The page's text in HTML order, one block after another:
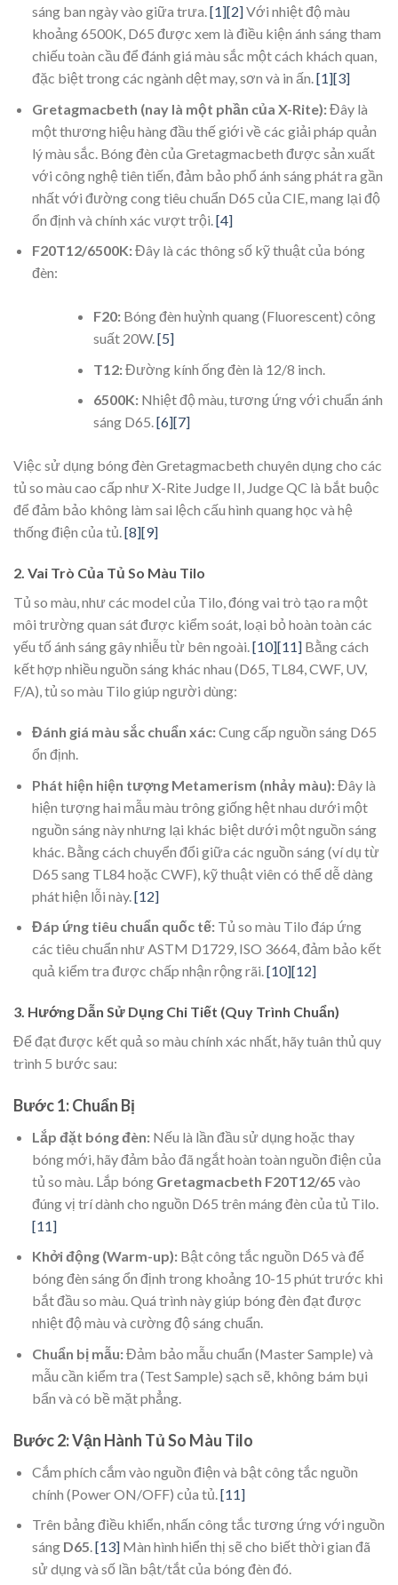
sáng ban ngày vào giữa trưa.[1][2]Với nhiệt độ màu
khoảng 6500K, D65 được xem là điều kiện ánh sáng tham
chiếu toàn cầu để đánh giá màu sắc một cách khách quan,
đặc biệt trong các ngành dệt may, sơn và in ấn.[1][3]
Gretagmacbeth (nay là một phần của X-Rite):Đây là
một thương hiệu hàng đầu thế giới về các giải pháp quản
lý màu sắc. Bóng đèn của Gretagmacbeth được sản xuất
với công nghệ tiên tiến, đảm bảo phổ ánh sáng phát ra gần
nhất với đường cong tiêu chuẩn D65 của CIE, mang lại độ
ổn định và chính xác vượt trội. [4]
F20T12/6500K:Đây là các thông số kỹ thuật của bóng
đèn:
F20:Bóng đèn huỳnh quang (Fluorescent) công
suất 20W.[5]
T12:Đường kính ống đèn là 12/8 inch.
6500K:Nhiệt độ màu, tương ứng với chuẩn ánh
sáng D65.[6][7]
Việc sử dụng bóng đèn Gretagmacbeth chuyên dụng cho các
tủ so màu cao cấp như X-Rite Judge II, Judge QC là bắt buộc
để đảm bảo không làm sai lệch cấu hình quang học và hệ
thống điện của tủ.[8][9]
2. Vai Trò Của Tủ So Màu Tilo
Tủ so màu, như các model của Tilo, đóng vai trò tạo ra một
môi trường quan sát được kiểm soát, loại bỏ hoàn toàn các
yếu tố ánh sáng gây nhiễu từ bên ngoài.[10][11] Bằng cách
kết hợp nhiều nguồn sáng khác nhau (D65, TL84, CWF, UV,
F/A), tủ so màu Tilo giúp người dùng:
Đánh giá màu sắc chuẩn xác:Cung cấp nguồn sáng D65
ổn định.
Phát hiện hiện tượng Metamerism (nhảy màu):Đây là
hiện tượng hai mẫu màu trông giống hệt nhau dưới một
nguồn sáng này nhưng lại khác biệt dưới một nguồn sáng
khác. Bằng cách chuyển đổi giữa các nguồn sáng (ví dụ từ
D65 sang TL84 hoặc CWF), kỹ thuật viên có thể dễ dàng
phát hiện lỗi này. [12]
Đáp ứng tiêu chuẩn quốc tế:Tủ so màu Tilo đáp ứng
các tiêu chuẩn như ASTM D1729, ISO 3664, đảm bảo kết
quả kiểm tra được chấp nhận rộng rãi.[10][12]
3. Hướng Dẫn Sử Dụng Chi Tiết (Quy Trình Chuẩn)
Để đạt được kết quả so màu chính xác nhất, hãy tuân thủ quy
trình 5 bước sau:
Bước 1: Chuẩn Bị
Lắp đặt bóng đèn:Nếu là lần đầu sử dụng hoặc thay
bóng mới, hãy đảm bảo đã ngắt hoàn toàn nguồn điện của
tủ so màu. Lắp bóng Gretagmacbeth F20T12/65 vào
đúng vị trí dành cho nguồn D65 trên máng đèn của tủ Tilo.
[11]
Khởi động (Warm-up):Bật công tắc nguồn D65 và để
bóng đèn sáng ổn định trong khoảng 10-15 phút trước khi
bắt đầu so màu. Quá trình này giúp bóng đèn đạt được
nhiệt độ màu và cường độ sáng chuẩn.
Chuẩn bị mẫu:Đảm bảo mẫu chuẩn (Master Sample) và
mẫu cần kiểm tra (Test Sample) sạch sẽ, không bám bụi
bẩn và có bề mặt phẳng.
Bước 2: Vận Hành Tủ So Màu Tilo
Cắm phích cắm vào nguồn điện và bật công tắc nguồn
chính (Power ON/OFF) của tủ. [11]
Trên bảng điều khiển, nhấn công tắc tương ứng với nguồn
sáng D65.[13]Màn hình hiển thị sẽ cho biết thời gian đã
sử dụng và số lần bật/tắt của bóng đèn đó.